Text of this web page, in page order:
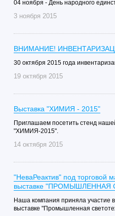
04 ноября - День народного
3 ноября 2015
ВНИМАНИЕ!
30 октября 2015 года
19 октября 2015
Выставка "ХИМИЯ - 2015"
Приглашаем посетить стенд
"ХИМИЯ-2015".
14 октября 2015
"НеваРеактив" под торговой
выставке "ПРОМЫШЛЕННАЯ
Наша компания приняла участие
выставке "Промышленная